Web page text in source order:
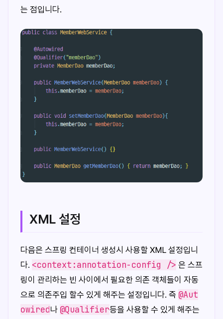
는 점입니다.
XML 설정
다음은 스프링 컨테이너 생성시 사용할 XML 설정입니
다. <context:annotation-config /> 은 스프
링이 관리하는 빈 사이에서 필요한 의존 객체들이 자동
으로 의존주입 할수 있게 해주는 설정입니다. 즉 @Aut
owired나 @Qualifier등을 사용할 수 있게 해주는